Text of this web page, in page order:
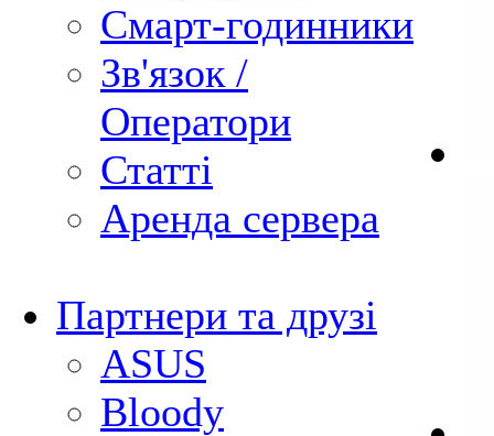
Смарт-годинники
Зв'язок /
Оператори
Статті
Аренда сервера
Партнери та друзі
ASUS
Bloody